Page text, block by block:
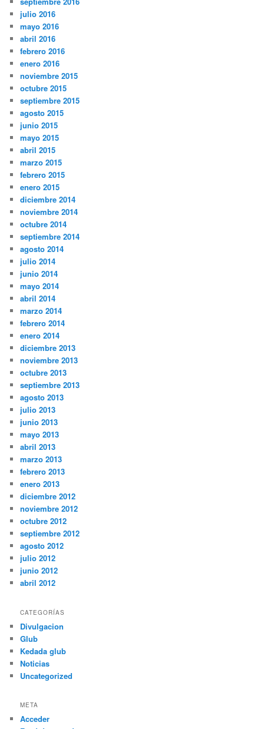
julio 2016
mayo 2016
abril 2016
febrero 2016
enero 2016
noviembre 2015
octubre 2015
septiembre 2015
agosto 2015
junio 2015
mayo 2015
abril 2015
marzo 2015
febrero 2015
enero 2015
diciembre 2014
noviembre 2014
octubre 2014
septiembre 2014
agosto 2014
julio 2014
junio 2014
mayo 2014
abril 2014
marzo 2014
febrero 2014
enero 2014
diciembre 2013
noviembre 2013
octubre 2013
septiembre 2013
agosto 2013
julio 2013
junio 2013
mayo 2013
abril 2013
marzo 2013
febrero 2013
enero 2013
diciembre 2012
noviembre 2012
octubre 2012
septiembre 2012
agosto 2012
julio 2012
junio 2012
abril 2012
CATEGORÍAS
Divulgacion
Glub
Kedada glub
Noticias
Uncategorized
META
Acceder